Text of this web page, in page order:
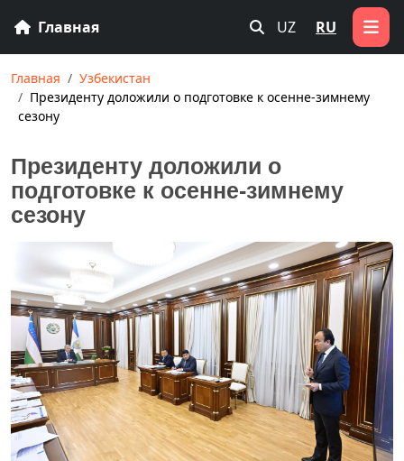
Главная UZ RU
Главная
Узбекистан
Президенту доложили о подготовке к осенне-зимнему
сезону
Президенту доложили о
подготовке к осенне-зимнему
сезону